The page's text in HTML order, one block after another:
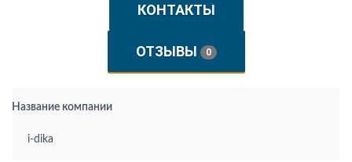
КОНТАКТЫ
ОТЗЫВЫ 0
Название компании
i-dika